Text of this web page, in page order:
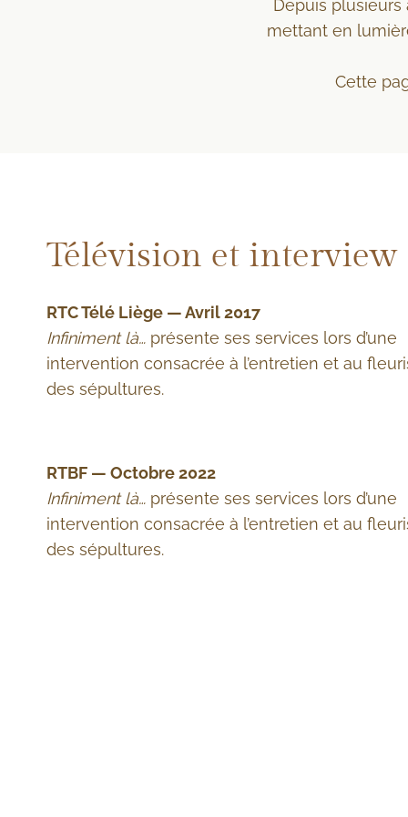
Depuis plusieurs
mettant en
Cette
Télévision et interview
RTC Télé Liège — Avril 2017
Infiniment là… présente ses services lors d’une
intervention consacrée à l’entretien et au
des sépultures.
RTBF — Octobre 2022
Infiniment là… présente ses services lors d’une
intervention consacrée à l’entretien et au
des sépultures.